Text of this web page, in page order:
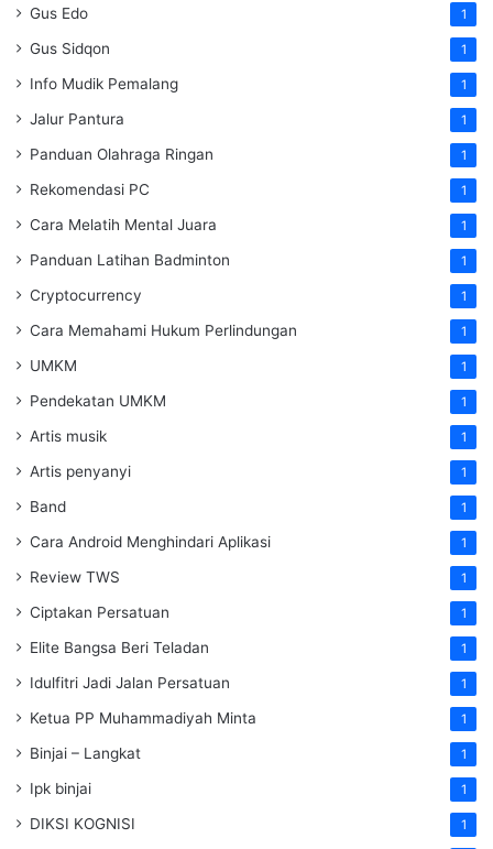
Gus Edo 1
Gus Sidqon 1
Info Mudik Pemalang 1
Jalur Pantura 1
Panduan Olahraga Ringan 1
Rekomendasi PC 1
Cara Melatih Mental Juara 1
Panduan Latihan Badminton 1
Cryptocurrency 1
Cara Memahami Hukum Perlindungan 1
UMKM 1
Pendekatan UMKM 1
Artis musik 1
Artis penyanyi 1
Band 1
Cara Android Menghindari Aplikasi 1
Review TWS 1
Ciptakan Persatuan 1
Elite Bangsa Beri Teladan 1
Idulfitri Jadi Jalan Persatuan 1
Ketua PP Muhammadiyah Minta 1
Binjai – Langkat 1
Ipk binjai 1
DIKSI KOGNISI 1